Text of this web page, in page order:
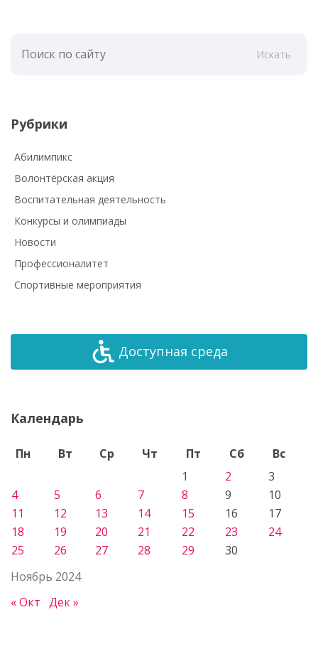
Искать
Рубрики
Абилимпикс
Волонтёрская акция
Воспитательная деятельность
Конкурсы и олимпиады
Новости
Профессионалитет
Спортивные мероприятия
Доступная среда
Календарь
Ноябрь 2024
Пн Вт Ср Чт Пт Сб
Вс
1
2
3
4
5 6 7 8 9
10
11
12 13 14 15 16
17
18
19 20 21 22 23
24
25
26 27 28 29 30
« Окт Дек »